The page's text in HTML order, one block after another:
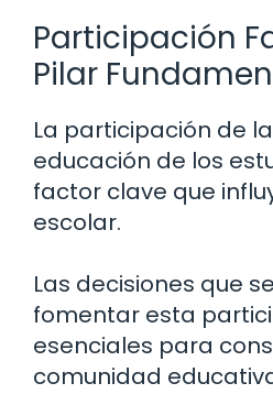
Participación
Pilar
La participación de
educación de los
factor clave que
escolar.
Las decisiones que
fomentar esta
esenciales para
comunidad